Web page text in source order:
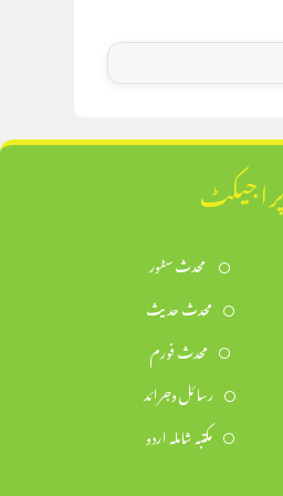
محدث سٹور
محدث حدیث
محدث فورم
رسائل وجرائد
مکتبہ شاملہ اردو